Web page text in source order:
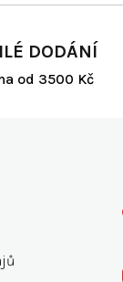
DODÁNÍ
od 3500 Kč